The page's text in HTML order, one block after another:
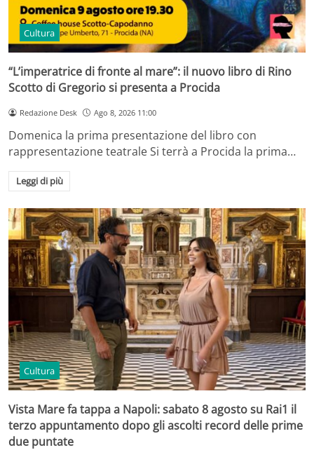
Cultura
“L’imperatrice di fronte al mare”: il nuovo libro di Rino
Scotto di Gregorio si presenta a Procida
Redazione Desk Ago 8, 2026 11:00
Domenica la prima presentazione del libro con
rappresentazione teatrale Si terrà a Procida la prima…
Leggi di più
Cultura
Vista Mare fa tappa a Napoli: sabato 8 agosto su Rai1 il
terzo appuntamento dopo gli ascolti record delle prime
due puntate